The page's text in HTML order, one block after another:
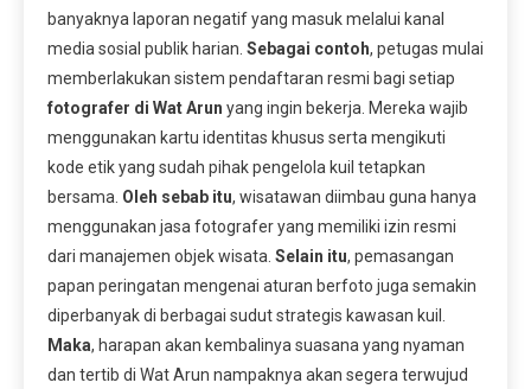
banyaknya laporan negatif yang masuk melalui kanal
media sosial publik harian. Sebagai contoh, petugas mulai
memberlakukan sistem pendaftaran resmi bagi setiap
fotografer di Wat Arun yang ingin bekerja. Mereka wajib
menggunakan kartu identitas khusus serta mengikuti
kode etik yang sudah pihak pengelola kuil tetapkan
bersama. Oleh sebab itu, wisatawan diimbau guna hanya
menggunakan jasa fotografer yang memiliki izin resmi
dari manajemen objek wisata. Selain itu, pemasangan
papan peringatan mengenai aturan berfoto juga semakin
diperbanyak di berbagai sudut strategis kawasan kuil.
Maka, harapan akan kembalinya suasana yang nyaman
dan tertib di Wat Arun nampaknya akan segera terwujud